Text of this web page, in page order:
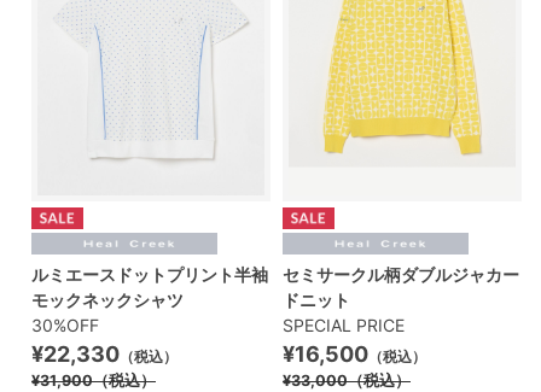
ルミエースドットプリント半袖
モックネックシャツ
30%OFF
¥22,330 （税込）
¥31,900（税込）
セミサークル柄ダブルジャカー
ドニット
SPECIAL PRICE
¥16,500 （税込）
¥33,000（税込）